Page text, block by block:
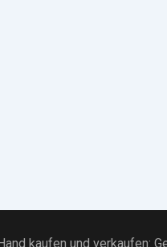
kaufen und verkaufen: